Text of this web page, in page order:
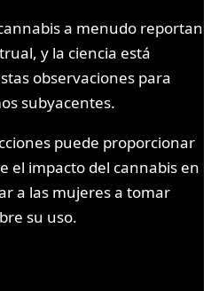
a menudo reportan
y la ciencia está
observaciones para
subyacentes.
puede proporcionar
el impacto del cannabis en
a las mujeres a tomar
su uso.